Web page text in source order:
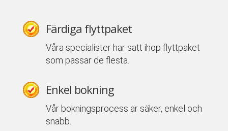
Färdiga flyttpaket
Våra specialister har satt ihop flyttpaket
som passar de flesta.
Enkel bokning
Vår bokningsprocess är säker, enkel och
snabb.